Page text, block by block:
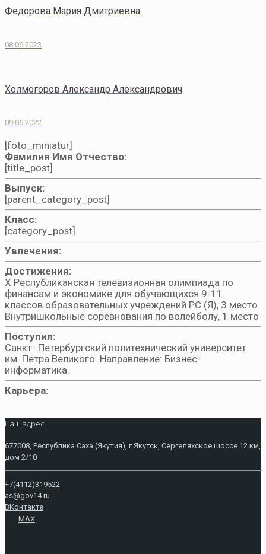
Федорова Мария Дмитриевна
08.06.2023
Холмогоров Александр Александрович
09.06.2022
[foto_miniatur]
Фамилия Имя Отчество:
[title_post]
Выпуск:
[parent_category_post]
Класс:
[category_post]
Увлечения:
Достижения:
X Республиканская телевизионная олимпиада по
финансам и экономике для обучающихся 9-11
классов образовательных учреждений РС (Я), 3 место
Внутришкольные соревнования по волейболу, 1 место
Поступил:
Санкт- Петербургский политехнический университет
им. Петра Великого. Направление: Бизнес-
информатика.
Карьера:
Наш адрес
677008, Республика Саха (Якутия), г.Якутск, Сергеляхское шоссе 12 км,
дом 2/10
+7(4112)319522
as@gov14.ru
ВКонтакте
MAX